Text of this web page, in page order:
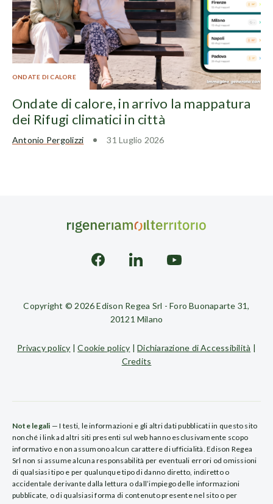
ONDATE DI CALORE
Ondate di calore, in arrivo la mappatura
dei Rifugi climatici in città
Antonio Pergolizzi 31 Luglio 2026
Copyright © 2026 Edison Regea Srl - Foro Buonaparte 31,
20121 Milano
Privacy policy |Cookie policy |Dichiarazione di Accessibilità |
Credits
Note legali — I testi, le informazioni e gli altri dati pubblicati in questo sito
nonché i link ad altri siti presenti sul web hanno esclusivamente scopo
informativo e non assumono alcun carattere di ufficialità. Edison Regea
Srl non si assume alcuna responsabilità per eventuali errori od omissioni
di qualsiasi tipo e per qualunque tipo di danno diretto, indiretto o
accidentale derivante dalla lettura o dall’impiego delle informazioni
pubblicate, o di qualsiasi forma di contenuto presente nel sito o per